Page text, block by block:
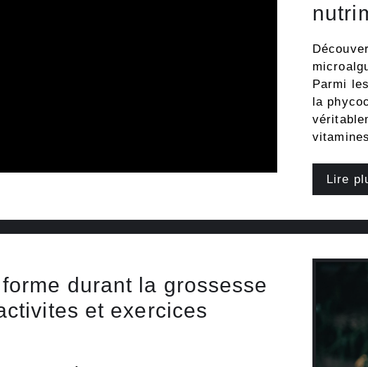
Parmi
la
Lire
durant la grossesse
et exercices